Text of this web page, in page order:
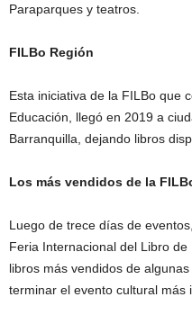
Paraparques y teatros.
FILBo Región
Esta iniciativa de la FILBo que
Educación, llegó en 2019 a
Barranquilla, dejando libros
Los más vendidos de la
Luego de trece días de
Feria Internacional del Libro
libros más vendidos de
terminar el evento cultural más